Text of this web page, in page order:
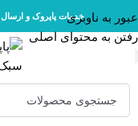
عبور به ناوبری
رفتن به محتوای اصلی
خدمات پاپروک و